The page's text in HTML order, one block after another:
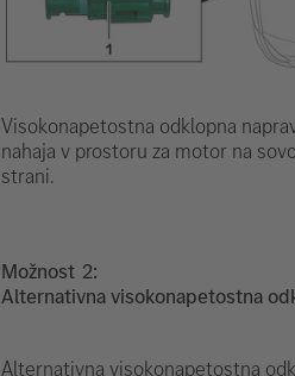
Visokonapetostna odklopna
nahaja v prostoru za motor na
strani.
Možnost
Alternativna visokonapetostna
Alternativna visokonapetostna